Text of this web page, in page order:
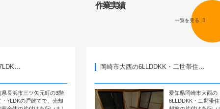
作業実績
一覧を見る
元町の3階
てで、売却
岡崎市大西の6LLDDKK・二世帯住…
愛知県岡崎市大西の
6LLDDKK・二世帯住宅で、売